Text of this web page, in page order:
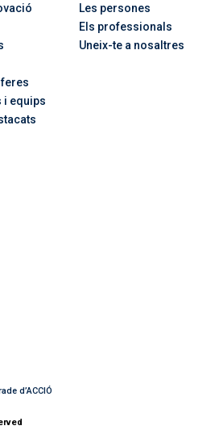
i equips
Les persones
Els professionals
Uneix-te a nosaltres
d’ACCIÓ